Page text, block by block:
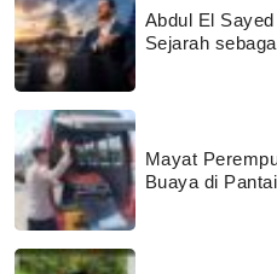
Abdul El
Sejarah
Mayat
Buaya di